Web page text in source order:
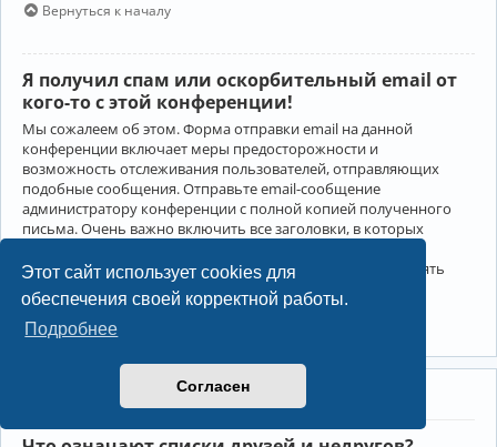
Этот сайт использует cookies для
обеспечения своей корректной работы.
Подробнее
Согласен
Вернуться к началу
Я получил спам или оскорбительный email от
кого-то с этой конференции!
Мы сожалеем об этом. Форма отправки email на данной
конференции включает меры предосторожности и
возможность отслеживания пользователей, отправляющих
подобные сообщения. Отправьте email-сообщение
администратору конференции с полной копией полученного
письма. Очень важно включить все заголовки, в которых
Администратор конференции сможет в этом случае принять
меры.
Друзья и недруги